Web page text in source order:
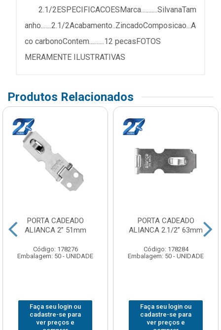
2.1/2ESPECIFICACOESMarca...........SilvanaTam
anho.......2.1/2Acabamento..ZincadoComposicao...A
co carbonoContem..........12 pecasFOTOS
MERAMENTE ILUSTRATIVAS
Produtos Relacionados
PORTA CADEADO
ALIANCA 2” 51mm
Código: 178276
Embalagem: 50 - UNIDADE
Faça seu login ou
cadastre-se para
ver preços e
PORTA CADEADO
ALIANCA 2.1/2” 63mm
Código: 178284
Embalagem: 50 - UNIDADE
Faça seu login ou
cadastre-se para
ver preços e